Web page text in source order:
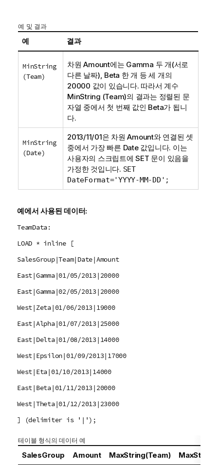
예 및 결과
예 결과
MinString
(Team)
차원Amount에는 Gamma 두 개(서로
다른 날짜), Beta 한 개 등 세 개의
20000 값이 있습니다. 따라서 계수
MinString (Team)의 결과는 정렬된 문
자열 중에서 첫 번째 값인 Beta가 됩니
다.
MinString
(Date)
2013/11/01은 차원Amount와 연결된 셋
중에서 가장 빠른 Date값입니다. 이는
사용자의 스크립트에SET 문이 있음을
가정한 것입니다. SET
DateFormat='YYYY-MM-DD';
예에서 사용된 데이터:
TeamData:
LOAD * inline [
SalesGroup|Team|Date|Amount
East|Gamma|01/05/2013|20000
East|Gamma|02/05/2013|20000
West|Zeta|01/06/2013|19000
East|Alpha|01/07/2013|25000
East|Delta|01/08/2013|14000
West|Epsilon|01/09/2013|17000
West|Eta|01/10/2013|14000
East|Beta|01/11/2013|20000
West|Theta|01/12/2013|23000
] (delimiter is '|');
테이블 형식의 데이터 예
SalesGroup Amount MaxString(Team)